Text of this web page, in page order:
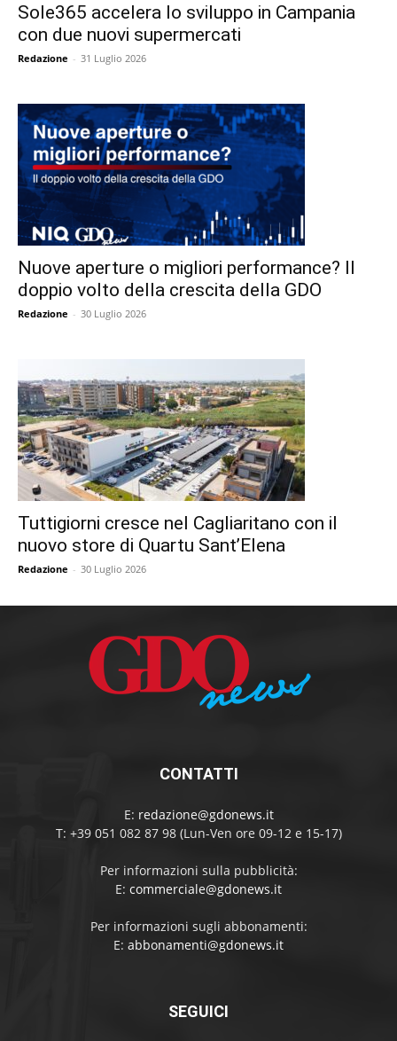
Sole365 accelera lo sviluppo in Campania
con due nuovi supermercati
Redazione - 31 Luglio 2026
Nuove aperture o migliori performance? Il
doppio volto della crescita della GDO
Redazione - 30 Luglio 2026
Tuttigiorni cresce nel Cagliaritano con il
nuovo store di Quartu Sant’Elena
Redazione - 30 Luglio 2026
CONTATTI
E: redazione@gdonews.it
T: +39 051 082 87 98 (Lun-Ven ore 09-12 e 15-17)
Per informazioni sulla pubblicità:
E: commerciale@gdonews.it
Per informazioni sugli abbonamenti:
E: abbonamenti@gdonews.it
SEGUICI